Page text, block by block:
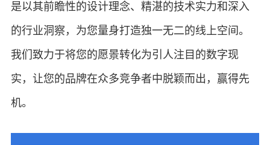
是以其前瞻性的设计理念、精湛的技术实力和深入
的行业洞察，为您量身打造独一无二的线上空间。
我们致力于将您的愿景转化为引人注目的数字现
实，让您的品牌在众多竞争者中脱颖而出，赢得先
机。